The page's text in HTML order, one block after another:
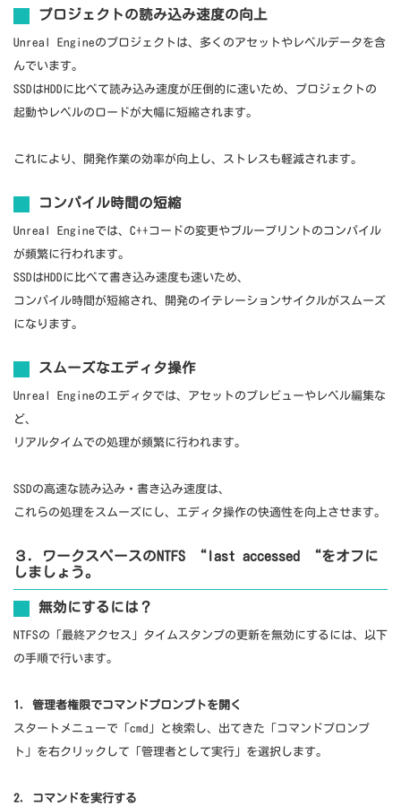
プロジェクトの読み込み速度の向上
Unreal Engineのプロジェクトは、多くのアセットやレベルデータを含
んでいます。
SSDはHDDに比べて読み込み速度が圧倒的に速いため、プロジェクトの
起動やレベルのロードが大幅に短縮されます。
これにより、開発作業の効率が向上し、ストレスも軽減されます。
コンパイル時間の短縮
Unreal Engineでは、C++コードの変更やブループリントのコンパイル
が頻繁に行われます。
SSDはHDDに比べて書き込み速度も速いため、
コンパイル時間が短縮され、開発のイテレーションサイクルがスムーズ
になります。
スムーズなエディタ操作
Unreal Engineのエディタでは、アセットのプレビューやレベル編集な
ど、
リアルタイムでの処理が頻繁に行われます。
SSDの高速な読み込み・書き込み速度は、
これらの処理をスムーズにし、エディタ操作の快適性を向上させます。
３．ワークスペースのNTFS “last accessed “をオフに
しましょう。
無効にするには？
NTFSの「最終アクセス」タイムスタンプの更新を無効にするには、以下
の手順で行います。
1. 管理者権限でコマンドプロンプトを開く
スタートメニューで「cmd」と検索し、出てきた「コマンドプロンプ
ト」を右クリックして「管理者として実行」を選択します。
2. コマンドを実行する